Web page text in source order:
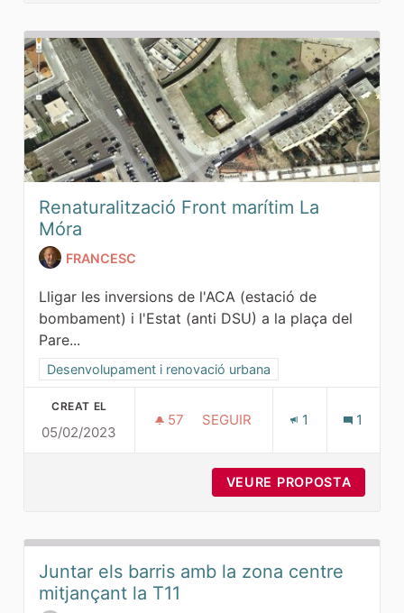
Renaturalització Front marítim La
Móra
FRANCESC
Lligar les inversions de l'ACA (estació de
bombament) i l'Estat (anti DSU) a la plaça del
Pare...
Resultats al filtrar per la categoria: Desenvolupament i
Desenvolupament i renovació urbana
CREAT EL
05/02/2023
57 57 SEGUIDORES
SEGUIR 1 1
VEURE PROPOSTA
Juntar els barris amb la zona centre
mitjançant la T11